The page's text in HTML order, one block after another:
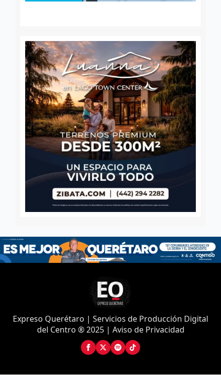
Expreso Querétaro | Servicios de Producción Digital
del Centro ® 2025 | Aviso de Privacidad